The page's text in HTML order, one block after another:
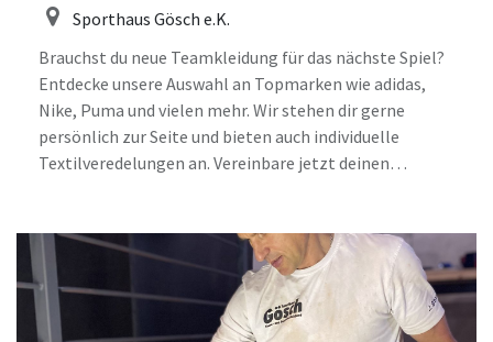
Sporthaus Gösch e.K.
Brauchst du neue Teamkleidung für das nächste Spiel?
Entdecke unsere Auswahl an Topmarken wie adidas,
Nike, Puma und vielen mehr. Wir stehen dir gerne
persönlich zur Seite und bieten auch individuelle
Textilveredelungen an. Vereinbare jetzt deinen